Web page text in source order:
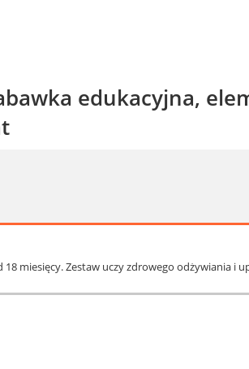
edukacyjna,
miesięcy. Zestaw uczy zdrowego odżywiania i